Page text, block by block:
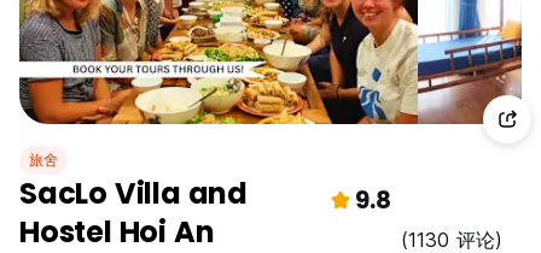
旅舍
SacLo Villa and
Hostel Hoi An
9.8
(1130 评论)